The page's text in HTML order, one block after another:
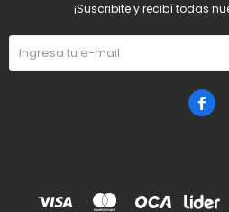
¡Suscribite y recibí todas
